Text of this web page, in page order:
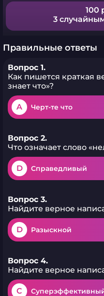
100
3
Правильные ответы
Вопрос 1.
Как пишется краткая
знает что»?
A Черт-те что
Вопрос 2.
Что означает слово
D Справедливый
Вопрос 3.
Найдите верное
D Разыскной
Вопрос 4.
Найдите верное
C